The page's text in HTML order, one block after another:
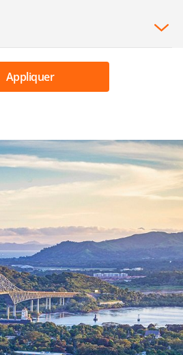
Appliquer